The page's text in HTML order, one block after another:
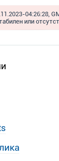
04:26:28,
или